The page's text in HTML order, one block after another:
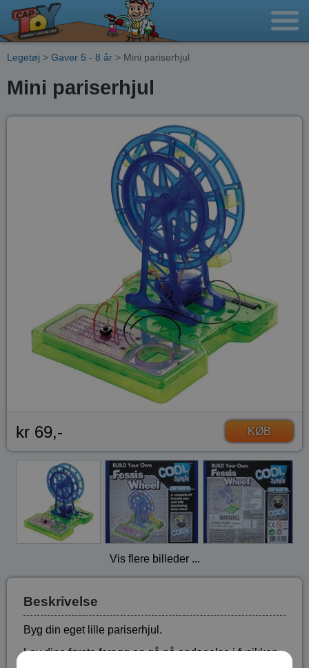
Legetøj > Gaver 5 - 8 år > Mini pariserhjul
Mini pariserhjul
kr 69,- KØB
Vis flere billeder ...
Beskrivelse
Byg din eget lille pariserhjul.
Lav dine første forsøg og gå på opdagelse i fysikken.